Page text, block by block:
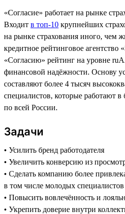
«Согласие» работает на рынке
Входит в топ-10 крупнейших
на рынке страхования иного, чем
кредитное рейтинговое
«Согласию» рейтинг на уровне
финансовой надёжности. Основу
составляют более 4 тысяч
специалистов, которые работают в
по всей России.
Задачи
• Усилить бренд работодателя
• Увеличить конверсию из
• Сделать компанию более
в том числе молодых специалистов
• Повысить вовлечённость и
• Укрепить доверие внутри